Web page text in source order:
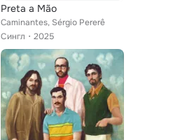
Preta a Mão
Caminantes, Sérgio Pererê
Сингл
2025